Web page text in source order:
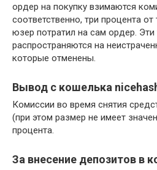
ордер на покупку взимаются
соответственно, три процента
юзер потратил на сам ордер. Эти
распространяются на
которые отменены.
Вывод с кошелька
Комиссии во время снятия
(при этом размер не имеет
процента.
За внесение депозитов в